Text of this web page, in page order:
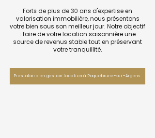
Forts de plus de 30 ans d'expertise en
valorisation immobilière, nous présentons
votre bien sous son meilleur jour. Notre objectif
: faire de votre location saisonnière une
source de revenus stable tout en préservant
votre tranquillité.
Prestataire en gestion location à Roquebrune-sur-Argens